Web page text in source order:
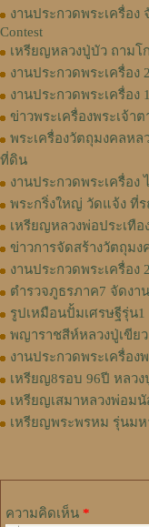
งานประกวดพระเครื่อง
Contest
เหรียญหลวงปู่บัว ถามโ
งานประกวดพระเครื่อ
งานประกวดพระเครื่อ
ข่าวพระเครื่องพระเจ้
พระเครื่องวัตถุมงคลห
ที่ดิน
งานประกวดพระเครื่อง
พระกริ่งใหญ่ วัดแจ้ง ที่
เหรียญหลวงพ่อประเทื
ข่าวการจัดสร้างวัตถุม
งานประกวดพระเครื่อ
ตำรวจภูธรภาค7 จัดงา
รูปเหมือนปั้มเศรษฐีรุ่น
พญาราชสีห์หลวงปู่เขีย
งานประกวดพระเครื่อ
เหรียญ8รอบ 96ปี หลว
เหรียญเสมาหลวงพ่อม
เหรียญพระพรหม รุ่นมห
ความคิดเห็น *